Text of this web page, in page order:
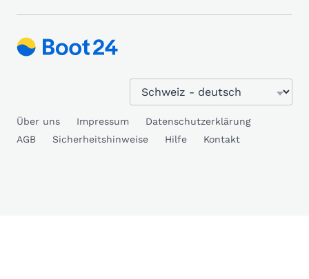
Über uns Impressum
Datenschutzerklärung
AGB
Sicherheitshinweise Hilfe Kontakt